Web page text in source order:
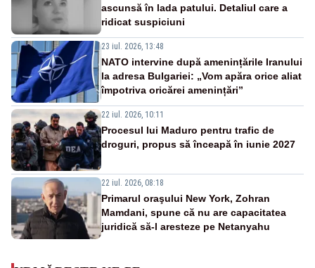
ascunsă în lada patului. Detaliul care a
ridicat suspiciuni
23 iul. 2026, 13:48
NATO intervine după amenințările Iranului
la adresa Bulgariei: „Vom apăra orice aliat
împotriva oricărei amenințări”
22 iul. 2026, 10:11
Procesul lui Maduro pentru trafic de
droguri, propus să înceapă în iunie 2027
22 iul. 2026, 08:18
Primarul oraşului New York, Zohran
Mamdani, spune că nu are capacitatea
juridică să-l aresteze pe Netanyahu